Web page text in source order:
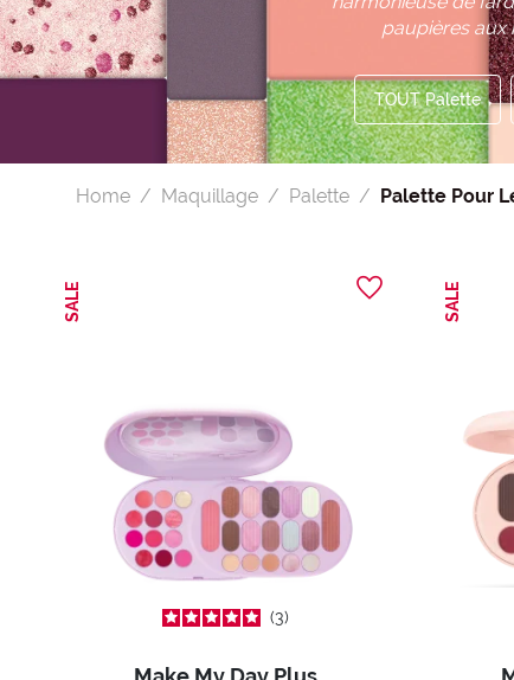
paupières aux
TOUT Palette
Home Maquillage Palette Palette Pour
SALE
3
SALE